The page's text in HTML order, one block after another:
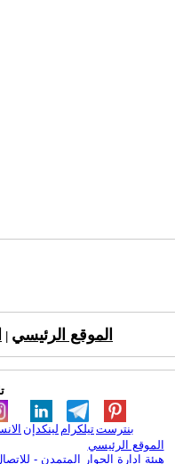
الموقع الرئيسي
لينكدإن تيلكرامبنترست
الموقع الرئيسي
هيئة ادارة الحوار المتمدن -